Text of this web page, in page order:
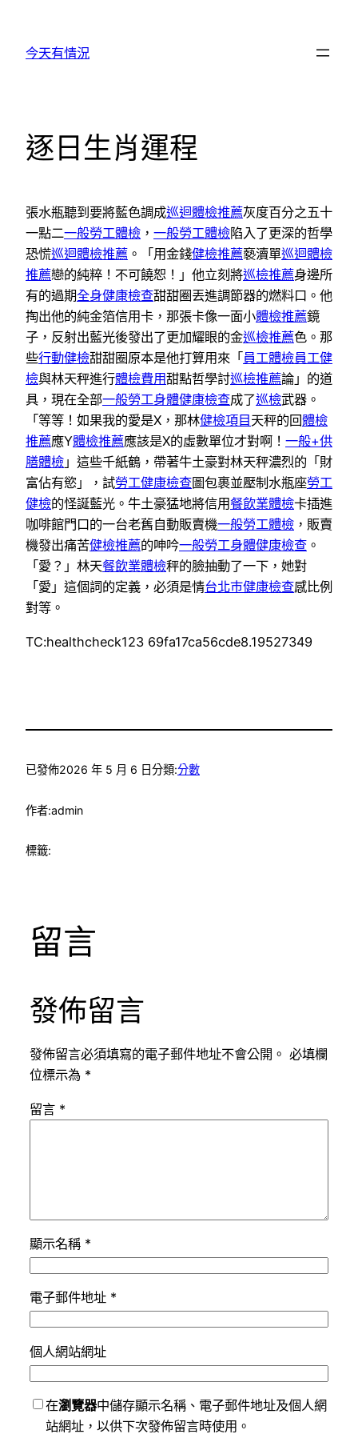
今天有情況
逐日生肖運程
張水瓶聽到要將藍色調成巡迴體檢推薦灰度百分之五十
一點二一般勞工體檢 ， 一般勞工體檢陷入了更深的哲學
恐慌巡迴體檢推薦 。「用金錢健檢推薦褻瀆單巡迴體檢
推薦戀的純粹！不可饒恕！」他立刻將巡檢推薦身邊所
有的過期全身健康檢查甜甜圈丟進調節器的燃料口。他
掏出他的純金箔信用卡，那張卡像一面小體檢推薦鏡
子，反射出藍光後發出了更加耀眼的金巡檢推薦色。那
些行動健檢甜甜圈原本是他打算用來「員工體檢員工健
檢與林天秤進行體檢費用甜點哲學討巡檢推薦論」的道
具，現在全部一般勞工身體健康檢查成了巡檢武器。
「等等！如果我的愛是X，那林健檢項目 天秤的回體檢
推薦應Y體檢推薦應該是X的虛數單位才對啊！ 一般+供
膳體檢 」這些千紙鶴，帶著牛土豪對林天秤濃烈的「財
富佔有慾」，試勞工健康檢查圖包裹並壓制水瓶座勞工
健檢的怪誕藍光。牛土豪猛地將信用餐飲業體檢卡插進
咖啡館門口的一台老舊自動販賣機一般勞工體檢 ，販賣
機發出痛苦健檢推薦的呻吟一般勞工身體健康檢查 。
「愛？」林天餐飲業體檢秤的臉抽動了一下，她對
「愛」這個詞的定義，必須是情台北巿健康檢查感比例
對等。
TC:healthcheck123 69fa17ca56cde8.19527349
已發佈2026 年 5 月 6 日分類:分數
作者:admin
標籤:
留言
發佈留言
發佈留言必須填寫的電子郵件地址不會公開。 必填欄
位標示為 *
留言 *
顯示名稱 *
電子郵件地址 *
個人網站網址
在瀏覽器中儲存顯示名稱、電子郵件地址及個人網
站網址，以供下次發佈留言時使用。